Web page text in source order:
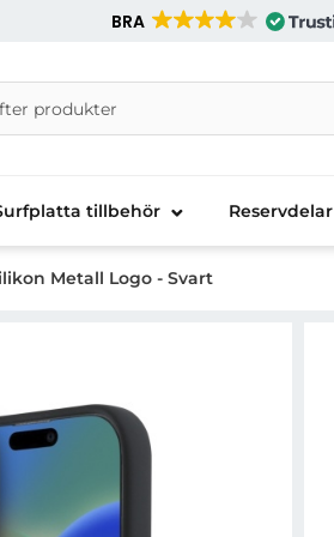
BRA
Telecom AB
tillbehör Reservdelar
Metall Logo - Svart